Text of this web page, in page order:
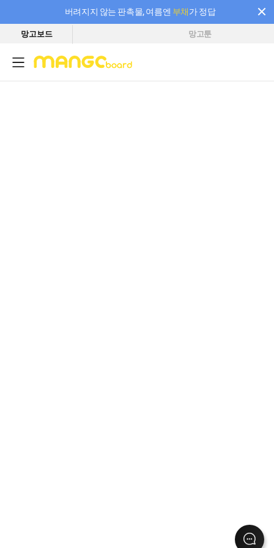
버려지지 않는 판촉물, 여름엔 부채가 정답
필요한 만큼 충전하고 끊김 없이 작업하세요! 새로워진 AI 부스터 요금제
망고보드 망고툰